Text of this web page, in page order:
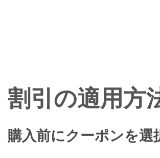
割引の適用方
購入前にクーポンを選